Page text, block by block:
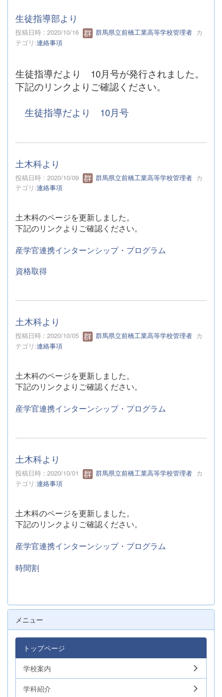
生徒指導部より
投稿日時 : 2020/10/16 群馬県立前橋工業高等学校管理者 カ
テゴリ:連絡事項
生徒指導だより 10月号が発行されました。
下記のリンクよりご確認ください。
生徒指導だより 10月号
土木科より
投稿日時 : 2020/10/09 群馬県立前橋工業高等学校管理者 カ
テゴリ:連絡事項
土木科のページを更新しました。
下記のリンクよりご確認ください。
産学官連携インターンシップ・プログラム
資格取得
土木科より
投稿日時 : 2020/10/05 群馬県立前橋工業高等学校管理者 カ
テゴリ:連絡事項
土木科のページを更新しました。
下記のリンクよりご確認ください。
産学官連携インターンシップ・プログラム
土木科より
投稿日時 : 2020/10/01 群馬県立前橋工業高等学校管理者 カ
テゴリ:連絡事項
土木科のページを更新しました。
下記のリンクよりご確認ください。
産学官連携インターンシップ・プログラム
時間割
メニュー
トップページ
学校案内
学科紹介